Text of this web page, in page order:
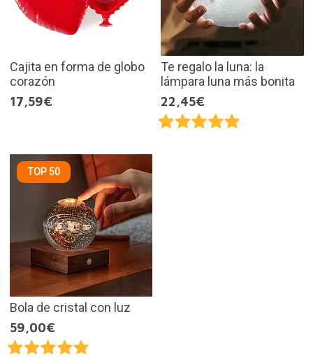
Cajita en forma de globo
corazón
17,59€
Te regalo la luna: la
lámpara luna más bonita
22,45€
TOP 50
Bola de cristal con luz
59,00€